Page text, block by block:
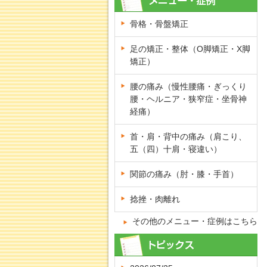
骨格・骨盤矯正
足の矯正・整体（O脚矯正・X脚
矯正）
腰の痛み（慢性腰痛・ぎっくり
腰・ヘルニア・狭窄症・坐骨神
経痛）
首・肩・背中の痛み（肩こり、
五（四）十肩・寝違い）
関節の痛み（肘・膝・手首）
捻挫・肉離れ
その他のメニュー・症例はこちら